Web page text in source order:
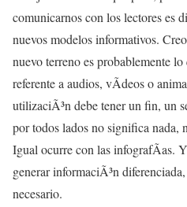
comunicarnos con los lectores es
nuevos modelos informativos.
nuevo terreno es probablemente
referente a audios, vÃ­deos o
utilizaciÃ³n debe tener un fin, un
por todos lados no significa nada,
Igual ocurre con las infografÃ­as.
generar informaciÃ³n
necesario.